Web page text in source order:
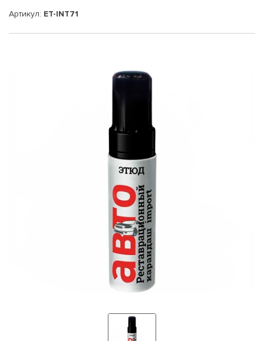
Артикул: ET-INT71